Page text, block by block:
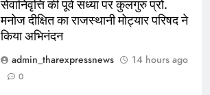
सेवानिवृत्ति की पूर्व संध्या पर कुलगुरु प्रो.
मनोज दीक्षित का राजस्थानी मोट्यार परिषद ने
किया अभिनंदन
admin_tharexpressnews
14 hours ago
0